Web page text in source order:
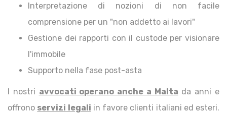
Interpretazione di nozioni di non facile
comprensione per un "non addetto ai lavori"
Gestione dei rapporti con il custode per visionare
l'immobile
Supporto nella fase post-asta
I nostri avvocati operano anche a Malta da anni e
offrono servizi legali in favore clienti italiani ed esteri.